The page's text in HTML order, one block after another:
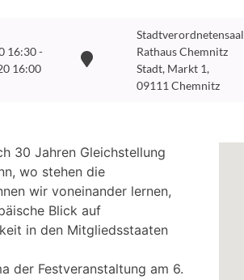
16:30 -
16:00
Stadtverordnetensaal
Rathaus Chemnitz
Stadt, Markt 1,
09111 Chemnitz
30 Jahren Gleichstellung
wo stehen die
wir voneinander lernen,
Blick auf
in den Mitgliedsstaaten
der Festveranstaltung am 6.